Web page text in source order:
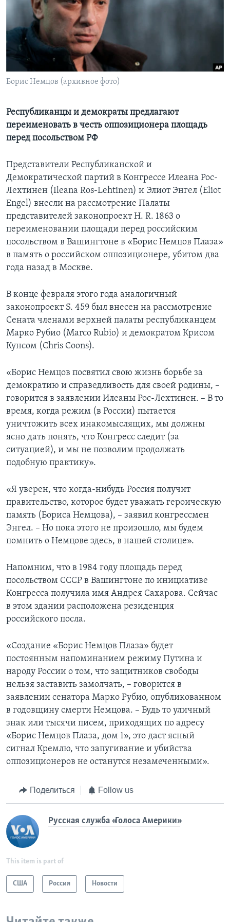
Learning English
СОЦИАЛЬНЫЕ СЕТИ
Борис Немцов (архивное фото)
Республиканцы и демократы предлагают
переименовать в честь оппозиционера площадь
перед посольством РФ
Представители Республиканской и
Демократической партий в Конгрессе Илеана Рос-
Лехтинен (Ileana Ros-Lehtinen) и Элиот Энгел (Eliot
Engel) внесли на рассмотрение Палаты
представителей законопроект H. R. 1863 о
переименовании площади перед российским
посольством в Вашингтоне в «Борис Немцов Плаза»
в память о российском оппозиционере, убитом два
года назад в Москве.
В конце февраля этого года аналогичный
законопроект S. 459 был внесен на рассмотрение
Сената членами верхней палаты республиканцем
Марко Рубио (Marco Rubio) и демократом Крисом
Кунсом (Chris Coons).
«Борис Немцов посвятил свою жизнь борьбе за
демократию и справедливость для своей родины, –
говорится в заявлении Илеаны Рос-Лехтинен. – В то
время, когда режим (в России) пытается
уничтожить всех инакомыслящих, мы должны
ясно дать понять, что Конгресс следит (за
ситуацией), и мы не позволим продолжать
подобную практику».
«Я уверен, что когда-нибудь Россия получит
правительство, которое будет уважать героическую
память (Бориса Немцова), – заявил конгрессмен
Энгел. – Но пока этого не произошло, мы будем
помнить о Немцове здесь, в нашей столице».
Напомним, что в 1984 году площадь перед
посольством СССР в Вашингтоне по инициативе
Конгресса получила имя Андрея Сахарова. Сейчас
в этом здании расположена резиденция
российского посла.
«Создание «Борис Немцов Плаза» будет
постоянным напоминанием режиму Путина и
народу России о том, что защитников свободы
нельзя заставить замолчать, – говорится в
заявлении сенатора Марко Рубио, опубликованном
в годовщину смерти Немцова. – Будь то уличный
знак или тысячи писем, приходящих по адресу
«Борис Немцов Плаза, дом 1», это даст ясный
сигнал Кремлю, что запугивание и убийства
оппозиционеров не останутся незамеченными».
Поделиться Follow us
Русская служба «Голоса Америки»
This item is part of
США Россия Новости